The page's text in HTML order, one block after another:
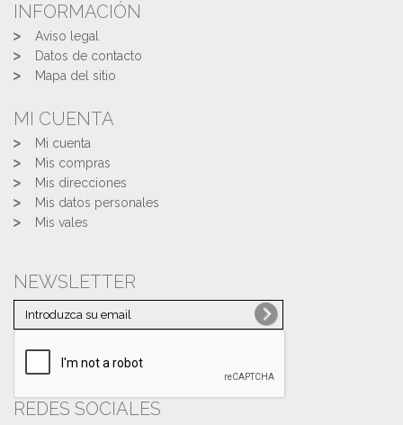
INFORMACIÓN
Aviso legal
Datos de contacto
Mapa del sitio
MI CUENTA
Mi cuenta
Mis compras
Mis direcciones
Mis datos personales
Mis vales
NEWSLETTER
REDES SOCIALES